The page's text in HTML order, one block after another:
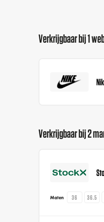
Verkrijgbaar bij 1
Verkrijgbaar bij 2
Maten 36 36.5